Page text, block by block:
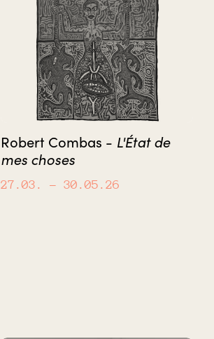
Robert Combas - L'État de
mes choses
27.03. – 30.05.26